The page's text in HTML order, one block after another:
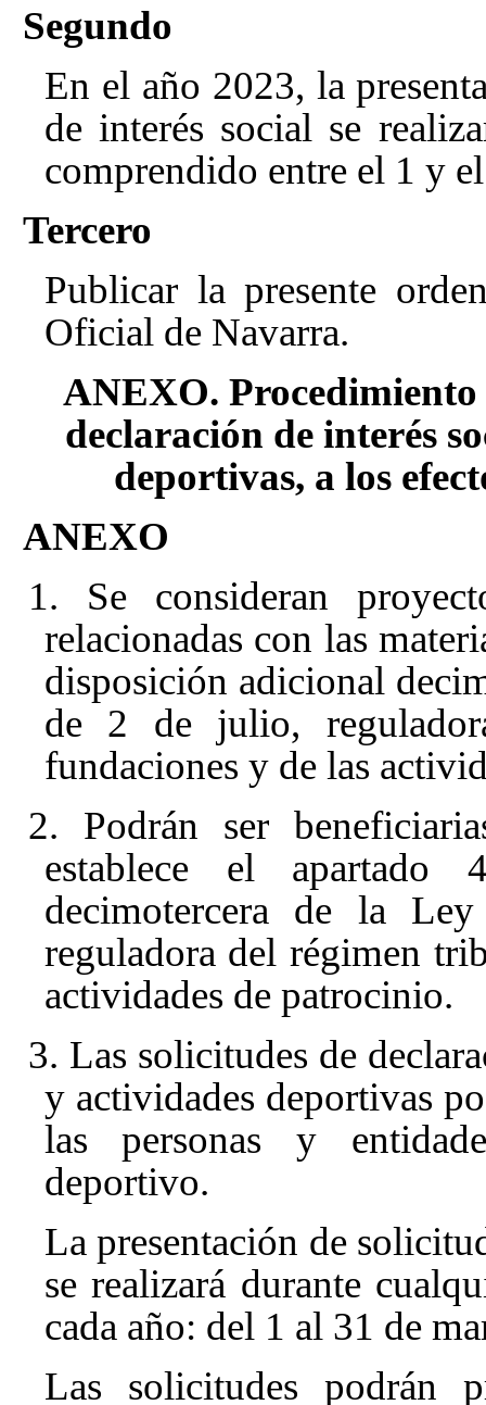
Segundo
En el año 2023, la
de interés social se
comprendido entre el 1 y
Tercero
Publicar la presente
Oficial de Navarra.
ANEXO.
declaración de interés
deportivas, a los
ANEXO
1. Se consideran
relacionadas con las
disposición adicional
de 2 de julio,
fundaciones y de las
2. Podrán ser
establece el
decimotercera de la
reguladora del régimen
actividades de patrocinio.
3. Las solicitudes de
y actividades deportivas
las personas y
deportivo.
La presentación de
se realizará durante
cada año: del 1 al 31 de
Las solicitudes podrán